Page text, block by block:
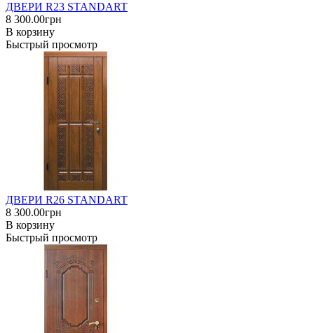
ДВЕРИ R23 STANDART
8 300.00грн
В корзину
Быстрый просмотр
ДВЕРИ R26 STANDART
8 300.00грн
В корзину
Быстрый просмотр